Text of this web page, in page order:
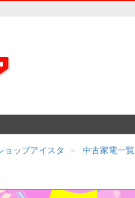
ョップアイスタ 中古家電一覧